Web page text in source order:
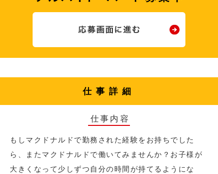
仕事詳細
仕事内容
もしマクドナルドで勤務された経験をお持ちでした
ら、またマクドナルドで働いてみませんか？お子様が
大きくなって少しずつ自分の時間が持てるようにな